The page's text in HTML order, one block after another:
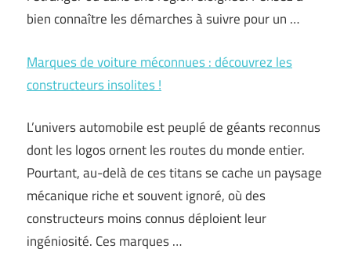
bien connaître les démarches à suivre pour un …
Marques de voiture méconnues : découvrez les
constructeurs insolites !
L’univers automobile est peuplé de géants reconnus
dont les logos ornent les routes du monde entier.
Pourtant, au-delà de ces titans se cache un paysage
mécanique riche et souvent ignoré, où des
constructeurs moins connus déploient leur
ingéniosité. Ces marques …